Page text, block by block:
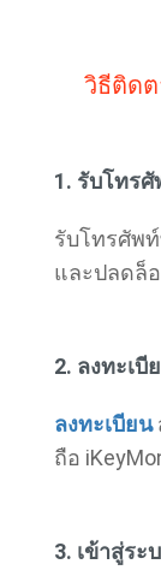
วิธีติด
1. รับโทร
รับโทรศัพ
และปลดล็
2. ลงทะเบี
ลงทะเบียน
ถือ
3. เข้าสู่ระ